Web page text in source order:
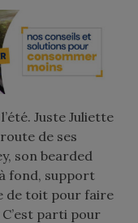
Juste Juliette
de ses
son bearded
fond, support
de toit pour faire
parti pour